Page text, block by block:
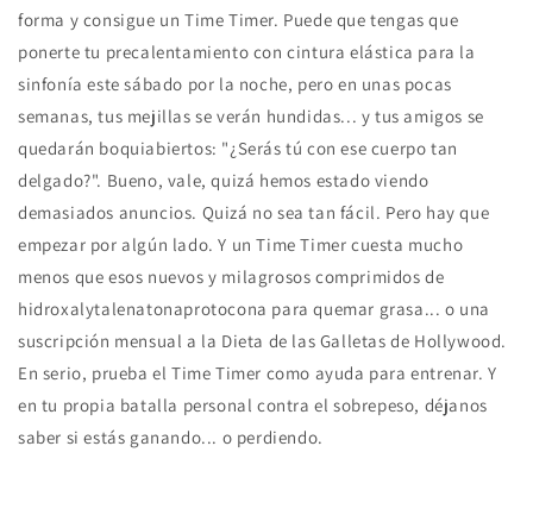
forma y consigue un Time Timer. Puede que tengas que
ponerte tu precalentamiento con cintura elástica para la
sinfonía este sábado por la noche, pero en unas pocas
semanas, tus mejillas se verán hundidas... y tus amigos se
quedarán boquiabiertos: "¿Serás tú con ese cuerpo tan
delgado?". Bueno, vale, quizá hemos estado viendo
demasiados anuncios. Quizá no sea tan fácil. Pero hay que
empezar por algún lado. Y un Time Timer cuesta mucho
menos que esos nuevos y milagrosos comprimidos de
hidroxalytalenatonaprotocona para quemar grasa... o una
suscripción mensual a la Dieta de las Galletas de Hollywood.
En serio, prueba el Time Timer como ayuda para entrenar. Y
en tu propia batalla personal contra el sobrepeso, déjanos
saber si estás ganando... o perdiendo.